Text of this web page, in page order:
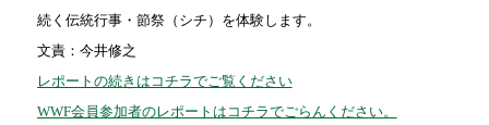
続く伝統行事・節祭（シチ）を体験します。
文責：今井修之
レポートの続きはコチラでご覧ください
WWF会員参加者のレポートはコチラでごらんください。